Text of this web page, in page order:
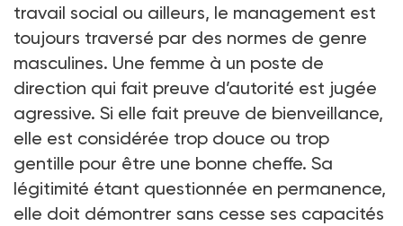
travail social ou ailleurs, le management est
toujours traversé par des normes de genre
masculines. Une femme à un poste de
direction qui fait preuve d’autorité est jugée
agressive. Si elle fait preuve de bienveillance,
elle est considérée trop douce ou trop
gentille pour être une bonne cheffe. Sa
légitimité étant questionnée en permanence,
elle doit démontrer sans cesse ses capacités